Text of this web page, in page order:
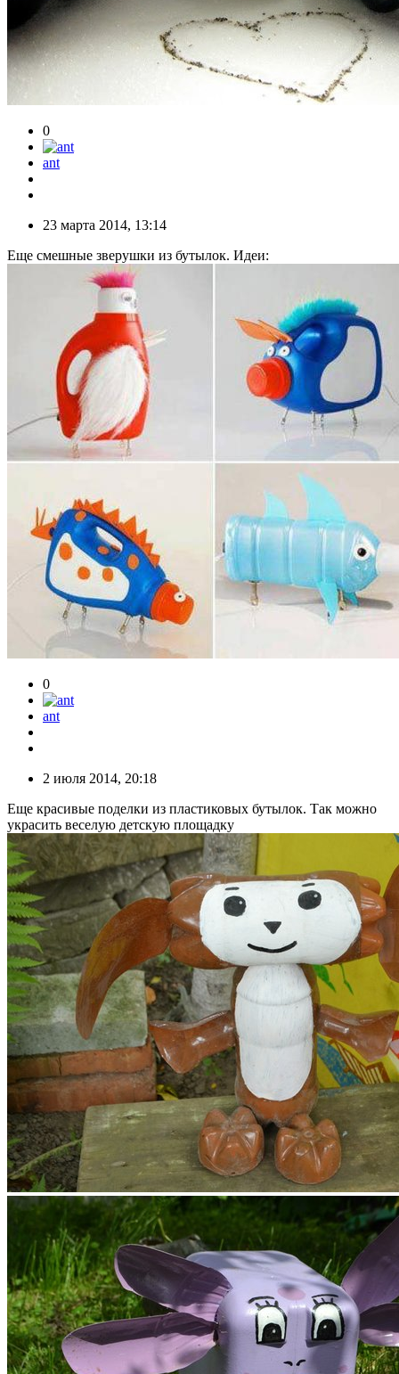
0
ant
23 марта 2014, 13:14
Еще смешные зверушки из бутылок. Идеи:
0
ant
2 июля 2014, 20:18
Еще красивые поделки из пластиковых бутылок. Так можно
украсить веселую детскую площадку